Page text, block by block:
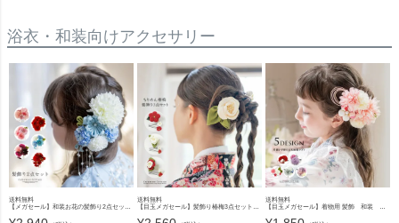
浴衣・和装向けアクセサリー
送料無料
【メガセール】和装お花の髪飾り2点セット[髪飾り造花卒業式袴結婚式成人式子供大人着物振り袖ヘアアクセ TAK
送料無料
【目玉メガセール】髪飾り椿梅3点セットレトロモダンちりめん[ヘアコームUピン花成人式卒業式卒園式七五三結 TAK
送料無料
【目玉メガセール】着物用 髪飾 和装 七五三 卒園 卒業式 ヘアアクセサリー TAK